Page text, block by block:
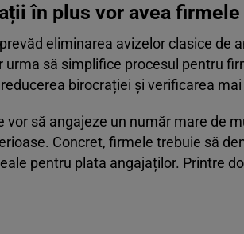
în plus vor avea firmele
eliminarea avizelor clasice de
urma să simplifice procesul pentru
birocrației și verificarea
vor să angajeze un număr mare de
Concret, firmele trebuie să
pentru plata angajaților. Printre